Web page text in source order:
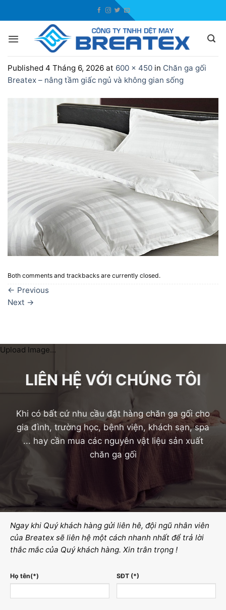
Published 4 Tháng 6, 2026 at 600 × 450 in Chăn ga gối
Breatex – nâng tầm giấc ngủ và không gian sống
Both comments and trackbacks are currently closed.
← Previous
Next →
LIÊN HỆ VỚI CHÚNG TÔI
Khi có bất cứ nhu cầu đặt hàng chăn ga gối cho
gia đình, trường học, bệnh viện, khách sạn, spa
... hay cần mua các nguyên vật liệu sản xuất
chăn ga gối
Upload Image...
Ngay khi Quý khách hàng gửi liên hê, đội ngũ nhân viên
của Breatex sẽ liên hệ một cách nhanh nhất để trả lời
thắc mắc của Quý khách hàng. Xin trân trọng !
Họ tên(*) SĐT (*)